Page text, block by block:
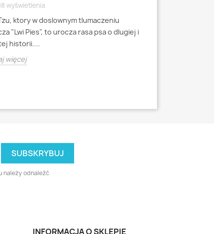
wyświetlenia
ktory w doslownym tlumaczeniu
"Lwi Pies", to urocza rasa psa o dlugiej i
historii....
więcej
należy odnaleźć
INFORMACJA O SKLEPIE